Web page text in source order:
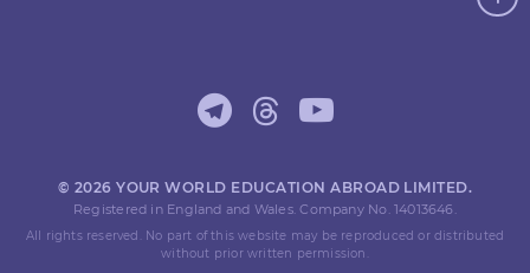
© 2026 YOUR WORLD EDUCATION ABROAD LIMITED.
Registered in England and Wales. Company No. 14013646.
All rights reserved. No part of this website may be reproduced or distributed
without prior written permission.